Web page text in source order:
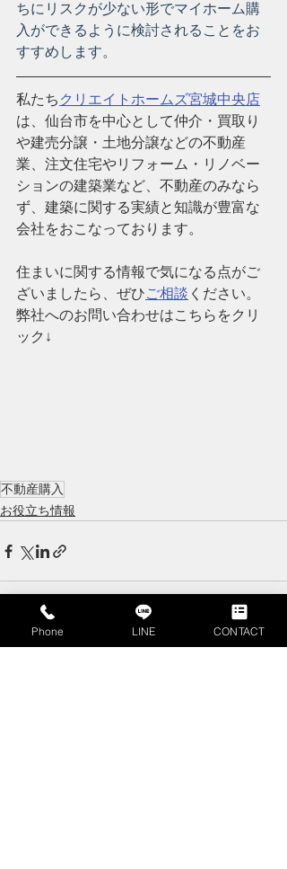
ちにリスクが少ない形でマイホーム購
入ができるように検討されることをお
すすめします。
私たち クリエイトホームズ宮城中央店
は、仙台市を中心として仲介・買取り
や建売分譲・土地分譲などの不動産
業、注文住宅やリフォーム・リノベー
ションの建築業など、 不動産のみなら
ず、建築に関する実績と知識が豊富な
会社をおこなっております。
住まいに関する情報で気になる点がご
ざいましたら、ぜひご相談 ください。
弊社へのお問い合わせはこちらをクリ
ック↓
不動産購入
お役立ち情報
Phone LINE CONTACT